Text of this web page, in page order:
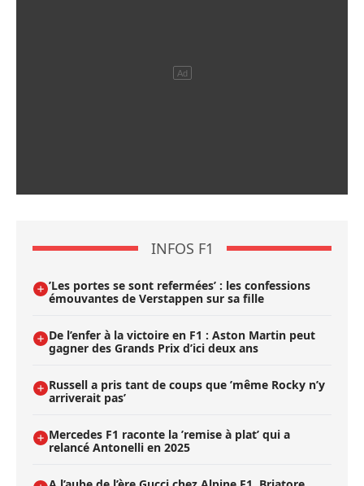
INFOS F1
’Les portes se sont refermées’ : les confessions
émouvantes de Verstappen sur sa fille
De l’enfer à la victoire en F1 : Aston Martin peut
gagner des Grands Prix d’ici deux ans
Russell a pris tant de coups que ’même Rocky n’y
arriverait pas’
Mercedes F1 raconte la ’remise à plat’ qui a
relancé Antonelli en 2025